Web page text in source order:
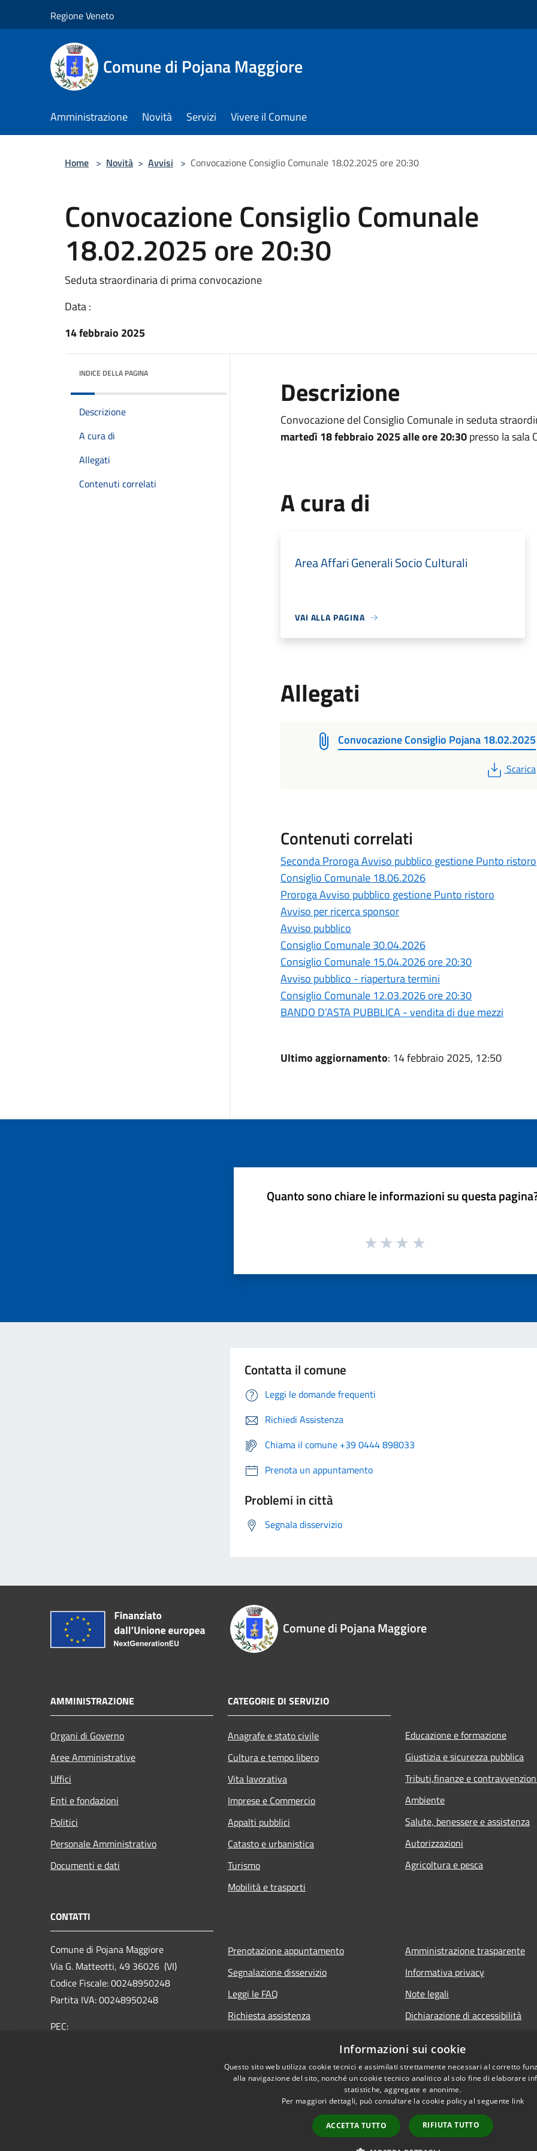
Regione Veneto
Comune di Pojana Maggiore
Amministrazione Novità Servizi Vivere il Comune
Home > Novità > Avvisi > Convocazione Consiglio Comunale 18.02.2025 ore 20:30
Convocazione Consiglio Comunale
18.02.2025 ore 20:30
Seduta straordinaria di prima convocazione
Data :
14 febbraio 2025
INDICE DELLA PAGINA
Descrizione
A cura di
Allegati
Contenuti correlati
Descrizione
Convocazione del Consiglio Comunale in seduta
martedì 18 febbraio 2025 alle ore 20:30presso la sala
A cura di
Area Affari Generali Socio Culturali
VAI ALLA PAGINA
Allegati
Convocazione Consiglio Pojana 18.02.2025
PDF
Scarica
Contenuti correlati
Seconda Proroga Avviso pubblico gestione Punto ristoro
Consiglio Comunale 18.06.2026
Proroga Avviso pubblico gestione Punto ristoro
Avviso per ricerca sponsor
Avviso pubblico
Consiglio Comunale 30.04.2026
Consiglio Comunale 15.04.2026 ore 20:30
Avviso pubblico - riapertura termini
Consiglio Comunale 12.03.2026 ore 20:30
BANDO D’ASTA PUBBLICA - vendita di due mezzi
Ultimo aggiornamento: 14 febbraio 2025, 12:50
Quanto sono chiare le informazioni su questa
Contatta il comune
Leggi le domande frequenti
Richiedi Assistenza
Chiama il comune +39 0444 898033
Prenota un appuntamento
Problemi in città
Segnala disservizio
Comune di Pojana Maggiore
AMMINISTRAZIONE
Organi di Governo
Aree Amministrative
Uffici
Enti e fondazioni
Politici
Personale Amministrativo
Documenti e dati
CATEGORIE DI SERVIZIO
Anagrafe e stato civile
Cultura e tempo libero
Vita lavorativa
Imprese e Commercio
Appalti pubblici
Catasto e urbanistica
Turismo
Mobilità e trasporti
Educazione e formazione
Giustizia e sicurezza pubblica
Tributi,finanze e
Ambiente
Salute, benessere e assistenza
Autorizzazioni
Agricoltura e pesca
CONTATTI
Comune di Pojana Maggiore
Via G. Matteotti, 49 36026 (VI)
Codice Fiscale: 00248950248
Partita IVA: 00248950248
PEC:
Prenotazione appuntamento
Segnalazione disservizio
Leggi le FAQ
Richiesta assistenza
Amministrazione trasparente
Informativa privacy
Note legali
Dichiarazione di accessibilità
Copyright © 2026 •
Informazioni sui cookie
Questo sito web utilizza cookie tecnici e assimilati strettamente necessari al corretto
alla navigazione del sito, nonché un cookie tecnico analitico al solo fine di elaborare
statistiche, aggregate e anonime.
Per maggiori dettagli, può consultare la cookie policy al seguente link
ACCETTA TUTTO RIFIUTA TUTTO